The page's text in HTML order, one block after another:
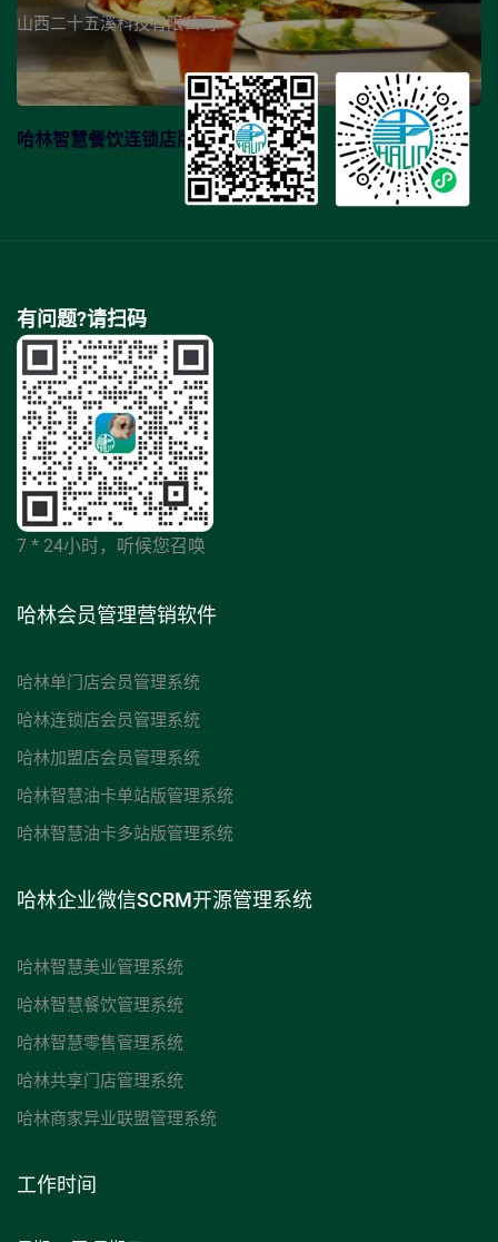
哈林智慧餐饮连锁店版管理软件
山西二十五溪科技有限公司
有问题?请扫码
7 * 24小时，听候您召唤
哈林会员管理营销软件
哈林单门店会员管理系统
哈林连锁店会员管理系统
哈林加盟店会员管理系统
哈林智慧油卡单站版管理系统
哈林智慧油卡多站版管理系统
哈林企业微信SCRM开源管理系统
哈林智慧美业管理系统
哈林智慧餐饮管理系统
哈林智慧零售管理系统
哈林共享门店管理系统
哈林商家异业联盟管理系统
工作时间